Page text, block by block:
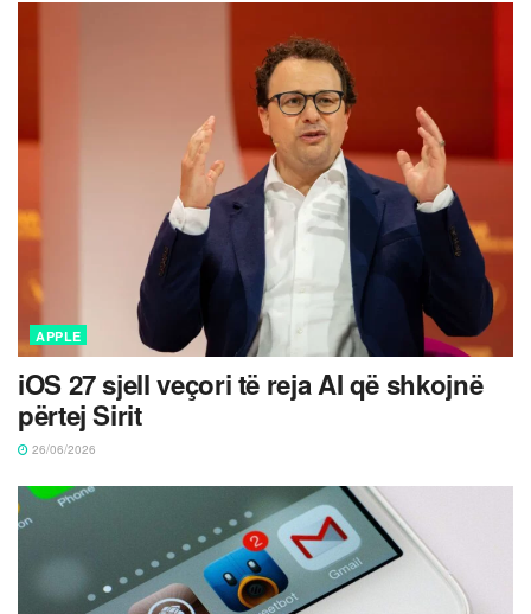
APPLE
iOS 27 sjell veçori të reja AI që shkojnë
përtej Sirit
26/06/2026